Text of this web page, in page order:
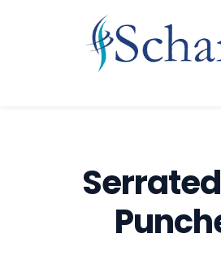
Serrated